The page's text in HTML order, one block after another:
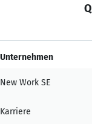
Q
Unternehmen
New Work SE
Karriere